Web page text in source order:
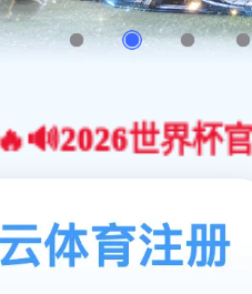
世界杯官网合